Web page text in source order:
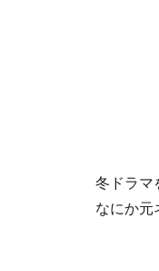
冬ドラマ
なにか元